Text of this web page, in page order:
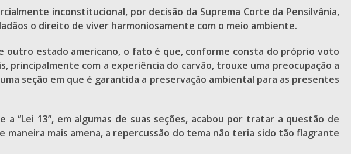
inconstitucional, por decisão da Suprema Corte da Pensilvânia,
o direito de viver harmoniosamente com o meio ambiente.
outro estado americano, o fato é que, conforme consta do próprio voto
principalmente com a experiência do carvão, trouxe uma preocupação a
seção em que é garantida a preservação ambiental para as presentes
“Lei 13”, em algumas de suas seções, acabou por tratar a questão de
mais amena, a repercussão do tema não teria sido tão flagrante